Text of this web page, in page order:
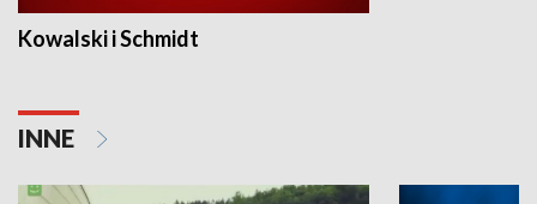
Kowalski i Schmidt
INNE